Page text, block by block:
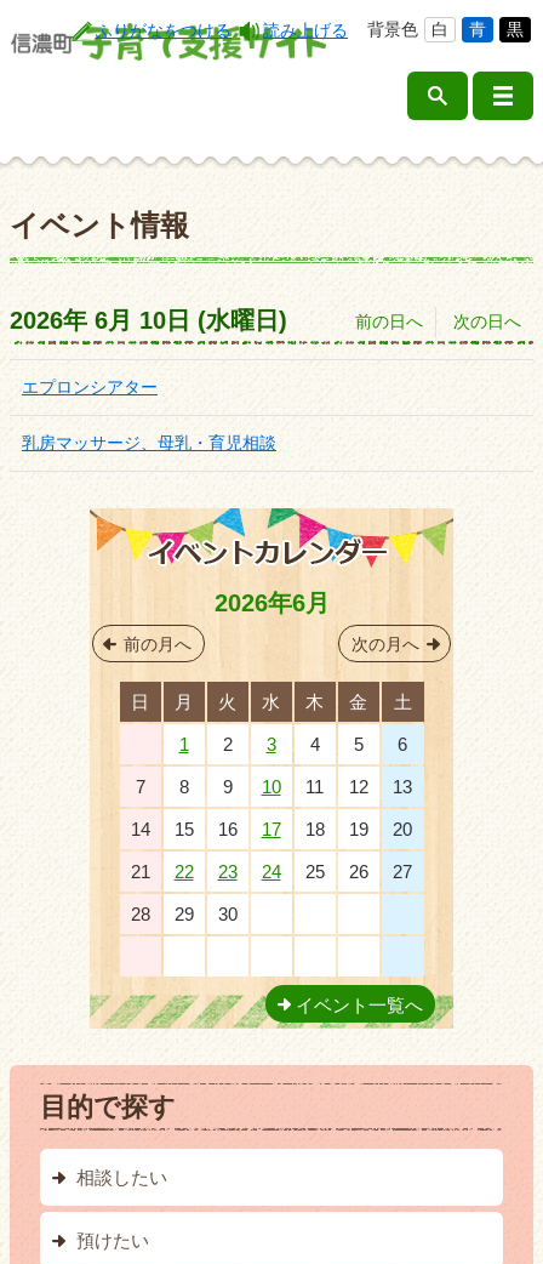
ふりがなをつける 読み上げる 背景色 白 青 黒
イベント情報
2026年 6月 10日 (水曜日 ) 前の日へ 次の日へ
エプロンシアター
乳房マッサージ、母乳・育児相談
前の月へ 次の月へ
2026年6月
日 月 火 水 木 金 土
1 2 3 4 5 6
7 8 9 10 11 12 13
14 15 16 17 18 19 20
21 22 23 24 25 26 27
28 29 30
イベント一覧へ
目的で探す
相談したい
預けたい